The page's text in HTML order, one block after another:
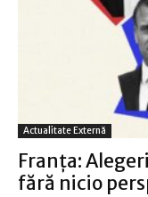
Actualitate Externă
Franţa:
fără nicio